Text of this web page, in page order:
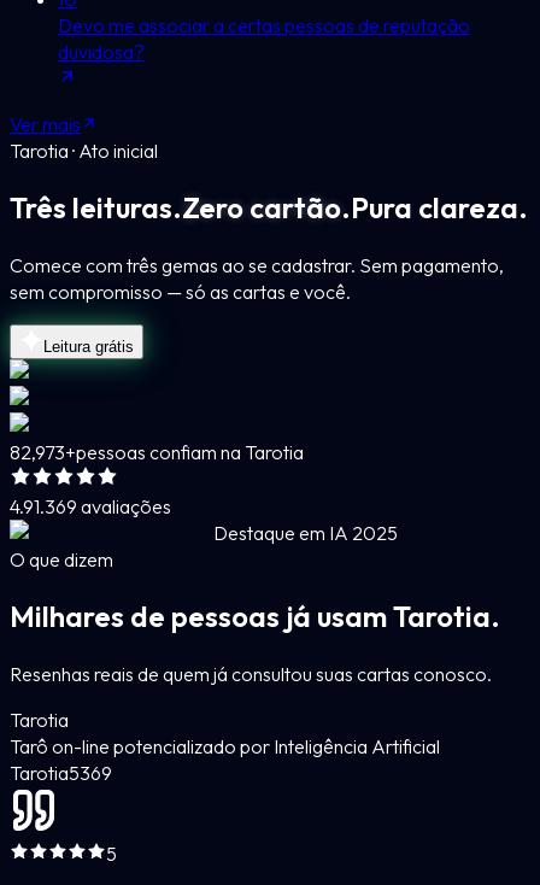
Devo me associar a certas pessoas de reputação
duvidosa?
Ver mais
Tarotia · Ato inicial
Três leituras.Zero cartão.Pura clareza.
Comece com três gemas ao se cadastrar. Sem pagamento,
sem compromisso — só as cartas e você.
Leitura grátis
82,973+pessoas confiam na Tarotia
4.91.369 avaliações
Destaque em IA 2025
O que dizem
Milhares de pessoas já usam Tarotia.
Resenhas reais de quem já consultou suas cartas conosco.
Tarotia
Tarô on-line potencializado por Inteligência Artificial
Tarotia5369
5